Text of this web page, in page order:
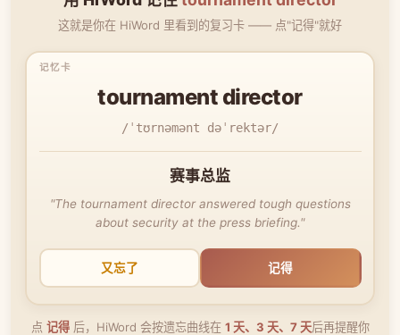
这就是你在 HiWord 里看到的复习卡 —— 点"记得"就好
tournament director
/ˈtʊrnəmənt dəˈrektər/
赛事总监
"The tournament director answered tough questions
about security at the press briefing."
又忘了 记得
点 记得后，HiWord 会按遗忘曲线在 1 天、3 天、7 天后再提醒你